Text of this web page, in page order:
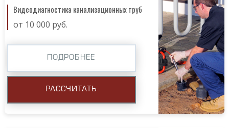
Видеодиагностика канализационных труб
от 10 000 руб.
ПОДРОБНЕЕ
РАССЧИТАТЬ